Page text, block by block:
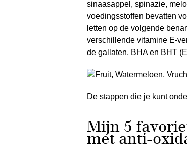
sinaasappel, spinazie,
voedingsstoffen bevatten
letten op de volgende
verschillende vitamine E-
de gallaten, BHA en BHT
De stappen die je kunt
Mijn 5
met anti-